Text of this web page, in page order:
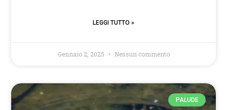
LEGGI TUTTO »
Gennaio 2, 2025 Nessun commento
PALUDE